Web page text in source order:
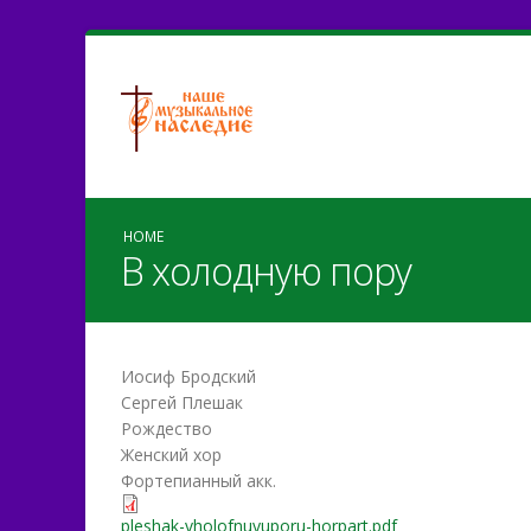
HOME
В холодную пору
Иосиф Бродский
Сергей Плешак
Рождество
Женский хор
Фортепианный акк.
pleshak-vholofnuyuporu-
pleshak-vholofnuyuporu-horpart.pdf